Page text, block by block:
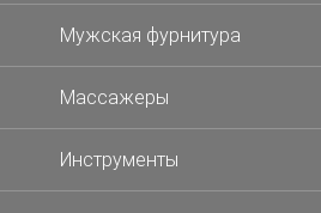
Мужская фурнитура
Массажеры
Инструменты